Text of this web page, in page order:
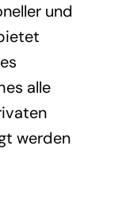
und
alle
werden